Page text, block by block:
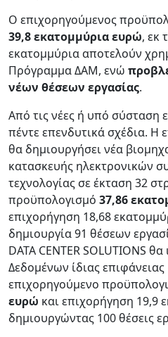
Ο επιχορηγούμενος
39,8 εκατομμύρια ευρώ, εκ
εκατομμύρια αποτελούν
Πρόγραμμα ΔΑΜ, ενώ
νέων θέσεων εργασίας.
Από τις νέες ή υπό σύσταση
πέντε επενδυτικά σχέδια. Η
θα δημιουργήσει νέα
κατασκευής ηλεκτρονικών
τεχνολογίας σε έκταση 32
προϋπολογισμό 37,86
επιχορήγηση 18,68
δημιουργία 91 θέσεων
DATA CENTER SOLUTIONS
Δεδομένων ίδιας επιφάνειας
επιχορηγούμενο
ευρώ και επιχορήγηση 19,9
δημιουργώντας 100 θέσεις